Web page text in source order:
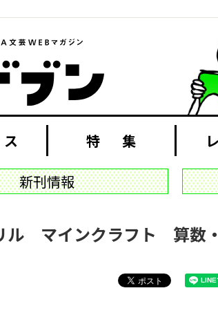
特 集
新刊情報
ル マインクラフト 算数